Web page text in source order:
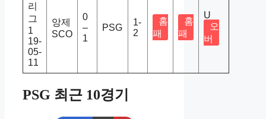
리
그
1
19-
05-
11
앙제
SCO
0
–
1
PSG
1-
2
홈
패
홈
패
U
오
버
PSG 최근 10경기